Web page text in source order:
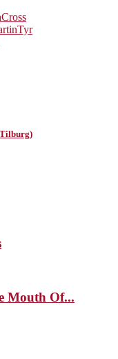
Cross
Tyr
Mouth Of...